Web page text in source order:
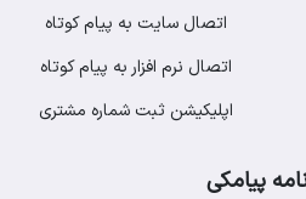
اتصال سایت به پیام کوتاه
اتصال نرم افزار به پیام کوتاه
اپلیکیشن ثبت شماره مشتری
پیامکی